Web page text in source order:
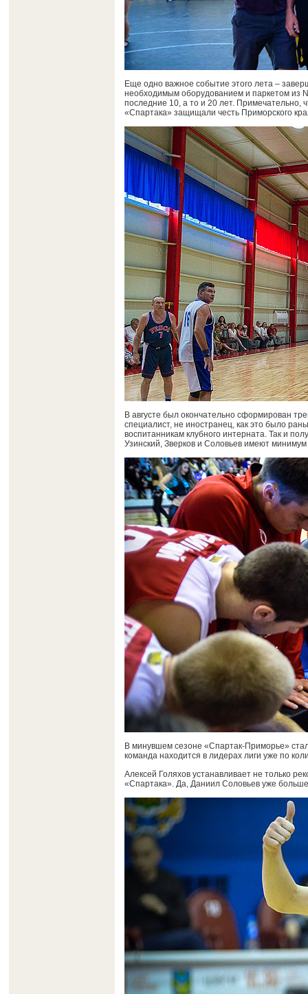
Еще одно важное событие этого лета –
необходимым оборудованием и паркетом из
последние 10, а то и 20 лет. Примечательно,
«Спартака» защищали честь Приморского
В августе был окончательно сформирован
специалист, не иностранец, как это было
воспитанникам клубного интерната. Так и
Узинский, Зверков и Соловьев имеют
В минувшем сезоне «Спартак-Приморье»
команда находится в лидерах лиги уже по
Алексей Голяхов устанавливает не только
«Спартака». Да, Даниил Соловьев уже